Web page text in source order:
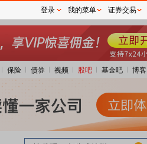
保险 债券 视频 股吧 基金吧 博客
登录 我的菜单 证券交易